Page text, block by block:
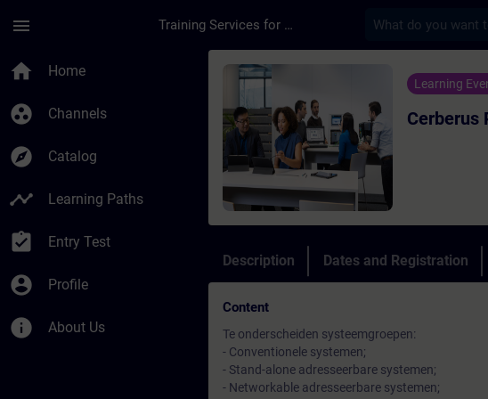
menu Training Services for Digital Industries
home Home
group_work Channels
explore Catalog
timeline Learning Paths
assignment_turned_in Entry Test
account_circle Profile
info About Us
Course - Cerberus Pro/FIT
Learning
Cerberus
Description Dates and Registration
Content
Te onderscheiden systeemgroepen:
- Conventionele systemen;
- Stand-alone adresseerbare systemen;
- Networkable adresseerbare systemen;